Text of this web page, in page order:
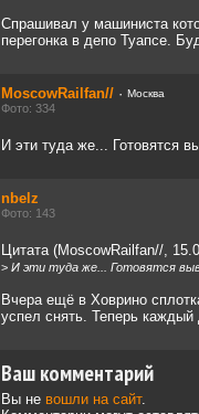
Спрашивал у машиниста
перегонка в депо Туапсе.
MoscowRailfan// · Москва
Фото: 334
И эти туда же... Готовятся
nbelz
Фото: 143
Цитата (MoscowRailfan//,
> И эти туда же... Готовятся
Вчера ещё в Ховрино
успел снять. Теперь
Ваш комментарий
Вы не вошли на сайт.